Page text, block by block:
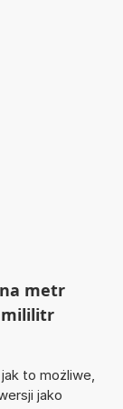
metr
mililitr
to możliwe,
jako